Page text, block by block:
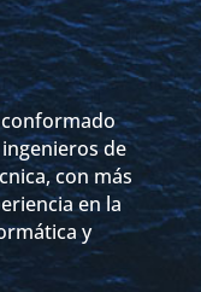
de
con más
en la
y